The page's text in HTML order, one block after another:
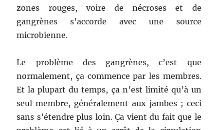
zones rouges, voire de nécroses et de
gangrènes s’accorde avec une source
microbienne.
Le problème des gangrènes, c’est que
normalement, ça commence par les membres.
Et la plupart du temps, ça n’est limité qu’à un
seul membre, généralement aux jambes ; ceci
sans s’étendre plus loin. Ça vient du fait que le